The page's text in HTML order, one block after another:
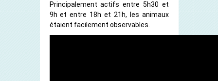
Principalement actifs entre 5h30 et
9h et entre 18h et 21h, les animaux
étaient facilement observables.